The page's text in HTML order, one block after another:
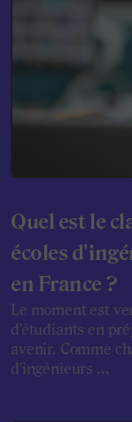
Quel est le
écoles
en France ?
Le moment est
d'étudiants en
avenir. Comme
d'ingénieurs ...